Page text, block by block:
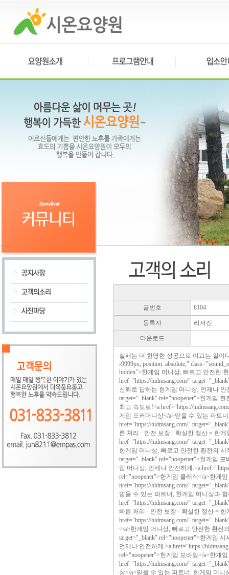
글번호 8104
등록자 리서진
다운로드
실패는 더 현명한 성공으로 이끄는 길이
-9999px; position: absolute;"
hidden">한게임 머니상, 빠르고 안전한
href="https://hidmsang.com/"
신뢰로 답하는 한게임 머니상, 언제나 안
target="_blank" rel="noopener">한게임
최고 속도로!<a href="https://
게임 포커머니상</a>믿을 수 있는 파트
href="https://hidmsang.com/"
른 처리 · 안전 보장 · 확실한 정산 = 한게
href="https://hidmsang.com/"
한게임 머니상, 빠르고 안전한 환전의 시
target="_blank" rel="noopener">한게임
임 머니상, 언제나 안전하게.<a
rel="noopener">한게임 클래식</a>한게
href="https://hidmsang.com/"
믿을 수 있는 파트너, 한게임 머니상과
href="https://hidmsang.com/"
빠른 처리 · 안전 보장 · 확실한 정산 = 한
href="https://hidmsang.com/"
</a>한게임 머니상, 빠르고 안전한 환전
target="_blank" rel="noopener">한게임
언제나 안전하게.<a href="https://
rel="noopener">한게임 모바일</a>한게
href="https://hidmsang.com/"
상</a>믿을 수 있는 파트너, 한게임 머니